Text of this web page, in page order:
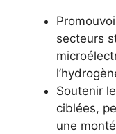
secteurs
Soutenir
ciblées,
une